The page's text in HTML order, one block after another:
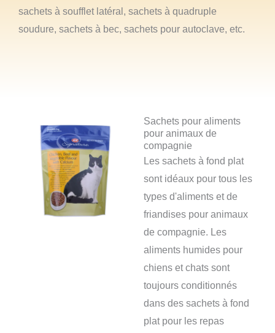
sachets à soufflet latéral, sachets à quadruple
soudure, sachets à bec, sachets pour autoclave, etc.
Sachets pour aliments
pour animaux de
compagnie
Les sachets à fond plat
sont idéaux pour tous les
types d'aliments et de
friandises pour animaux
de compagnie. Les
aliments humides pour
chiens et chats sont
toujours conditionnés
dans des sachets à fond
plat pour les repas